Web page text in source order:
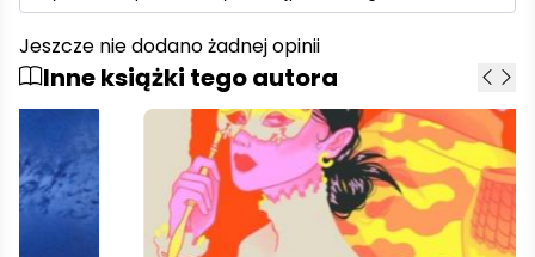
Jeszcze nie dodano żadnej opinii
Inne książki tego autora